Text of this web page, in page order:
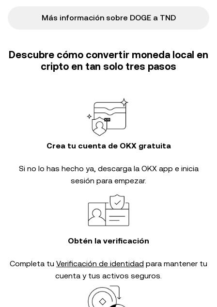
Más información sobre DOGE a TND
Descubre cómo convertir moneda local en
cripto en tan solo tres pasos
Crea tu cuenta de OKX gratuita
Si no lo has hecho ya, descarga la OKX app e inicia
sesión para empezar.
Obtén la verificación
Completa tu Verificación de identidad para mantener tu
cuenta y tus activos seguros.